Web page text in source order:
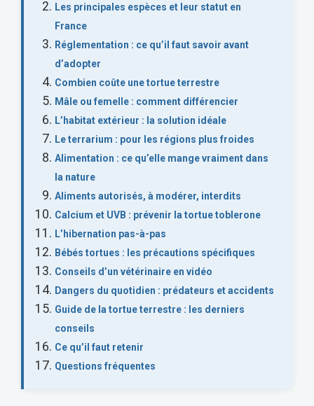
Les principales espèces et leur statut en
France
Réglementation : ce qu’il faut savoir avant
d’adopter
Combien coûte une tortue terrestre
Mâle ou femelle : comment différencier
L’habitat extérieur : la solution idéale
Le terrarium : pour les régions plus froides
Alimentation : ce qu’elle mange vraiment dans
la nature
Aliments autorisés, à modérer, interdits
Calcium et UVB : prévenir la tortue toblerone
L’hibernation pas-à-pas
Bébés tortues : les précautions spécifiques
Conseils d’un vétérinaire en vidéo
Dangers du quotidien : prédateurs et accidents
Guide de la tortue terrestre : les derniers
conseils
Ce qu’il faut retenir
Questions fréquentes